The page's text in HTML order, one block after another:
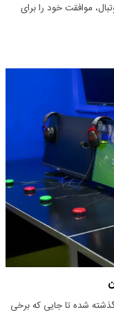
موافقت خود را برای
شده تا جایی که برخی